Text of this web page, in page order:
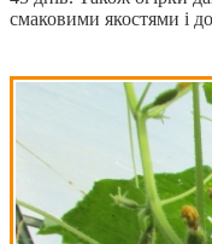
смаковими якостями і